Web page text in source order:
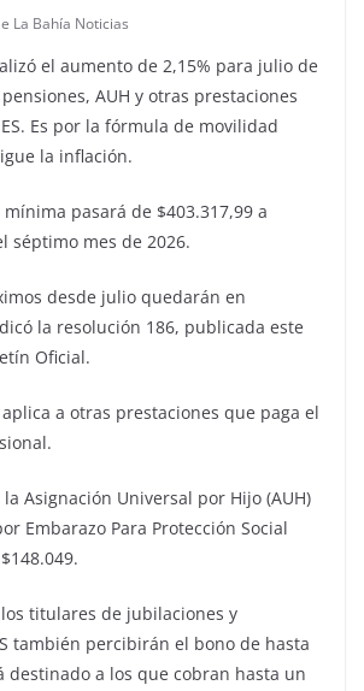
La Bahía Noticias
el aumento de 2,15% para julio de
AUH y otras prestaciones
Es por la fórmula de movilidad
la inflación.
pasará de $403.317,99 a
séptimo mes de 2026.
desde julio quedarán en
la resolución 186, publicada este
Oficial.
aplica a otras prestaciones que paga el
Asignación Universal por Hijo (AUH)
Embarazo Para Protección Social
titulares de jubilaciones y
también percibirán el bono de hasta
destinado a los que cobran hasta un